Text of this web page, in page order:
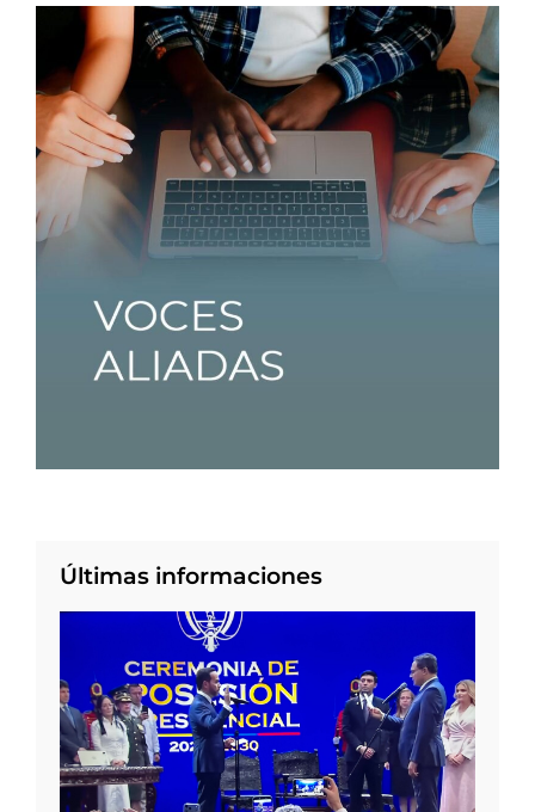
Últimas informaciones